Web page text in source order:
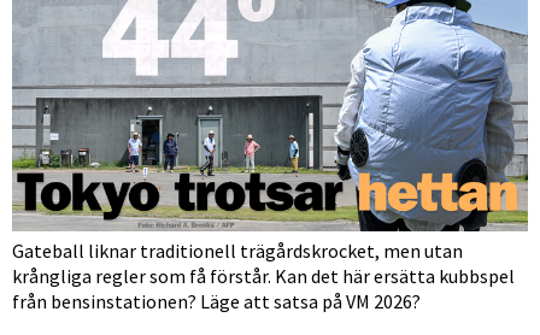
Gateball liknar traditionell trägårdskrocket, men utan
krångliga regler som få förstår. Kan det här ersätta kubbspel
från bensinstationen? Läge att satsa på VM 2026?